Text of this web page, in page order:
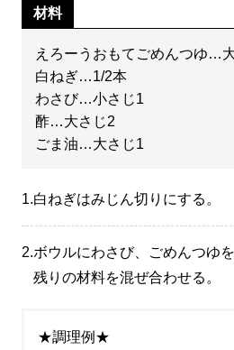
材料
えろーうおもてごめんつゆ…
白ねぎ…1/2本
わさび…小さじ1
酢…大さじ2
ごま油…大さじ1
1.白ねぎはみじん切りにする。
2.ボウルにわさび、ごめんつゆ
残りの材料を混ぜ合わせる。
★調理例★